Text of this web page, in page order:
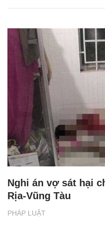
PHÁP LUẬT
Nghi án vợ sát hại
Rịa-Vũng Tàu